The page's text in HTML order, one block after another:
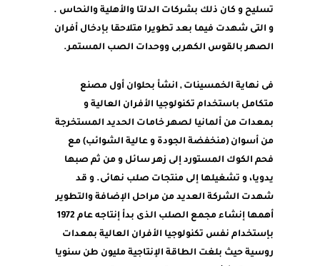
تسليح و كان ذلك بشركات الدلتا والأهلية والنحاس .
و التى شهدت فيما بعد تطويرا متلاحقا بإدخال أفران
الصهر بالقوس الكهربى ووحدات الصب المستمر.
فى نهاية الخمسينات , انشأ بحلوان أول مصنع
متكامل باستخدام تكنولوجيا الأفران العالية و
بمعدات من ألمانيا لصهر خامات الحديد المستخرجة
من أسوان (منخفضة الجودة و عالية الشوائب) مع
فحم الكوك المستورد إلى زهر سائل و من ثم صبها
يدويا، و تشغيلها إلى منتجات صلب نهائى. و قد
شهدت الشركة العديد من مراحل الإضافة والتطوير
أهمها إنشاء مجمع الصلب الذى بدأ إنتاجه عام 1972
بإستخدام نفس تكنولوجيا الأفران العالية بمعدات
روسية حيث بلغت الطاقة الإنتاجية مليون طن سنويا